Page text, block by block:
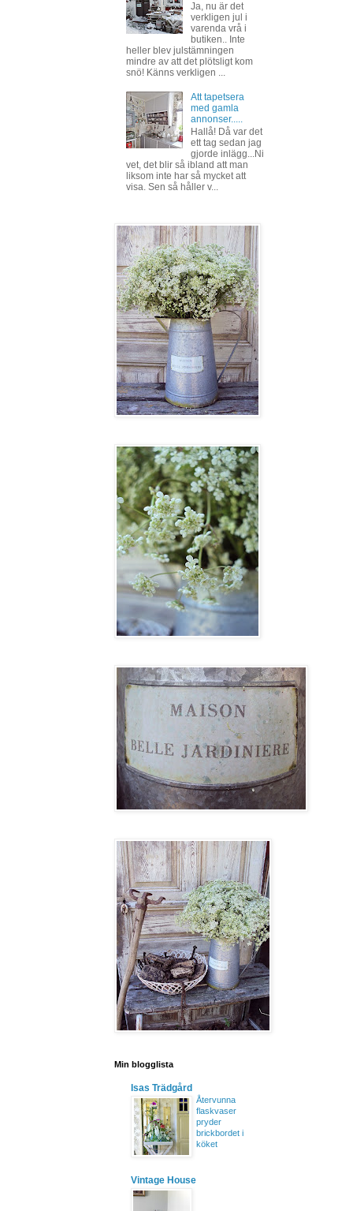
Ja, nu är det
verkligen jul i
varenda vrå i
butiken.. Inte
heller blev julstämningen
mindre av att det plötsligt kom
snö! Känns verkligen ...
Att tapetsera
med gamla
annonser.....
Hallå! Då var det
ett tag sedan jag
gjorde inlägg...Ni
vet, det blir så ibland att man
liksom inte har så mycket att
visa. Sen så håller v...
Min blogglista
Isas Trädgård
Återvunna
flaskvaser
pryder
brickbordet i
köket
Vintage House